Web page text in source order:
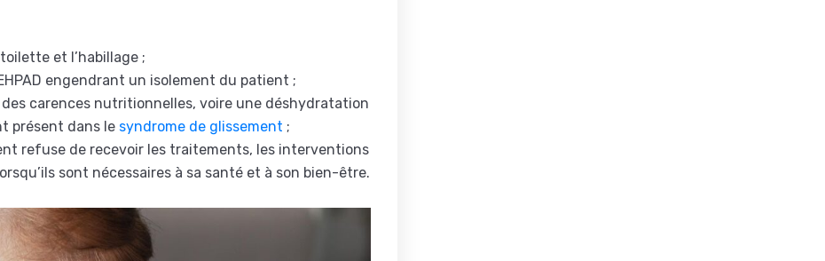
et l’habillage ;
engendrant un isolement du patient ;
carences nutritionnelles, voire une déshydratation
présent dans le syndrome de glissement ;
refuse de recevoir les traitements, les interventions
sont nécessaires à sa santé et à son bien-être.